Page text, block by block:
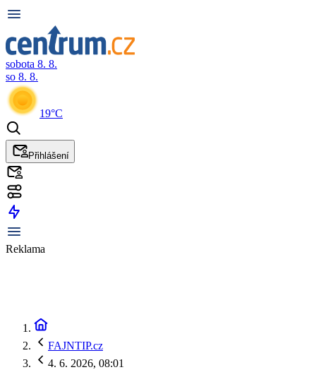
sobota 8. 8.
so 8. 8.
19°C
Přihlášení
Reklama
FAJNTIP.cz
4. 6. 2026, 08:01